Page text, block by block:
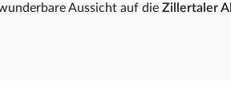
Aussicht auf die Zillertaler